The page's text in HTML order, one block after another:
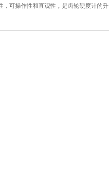
，可操作性和直观性，是齿轮硬度计的升